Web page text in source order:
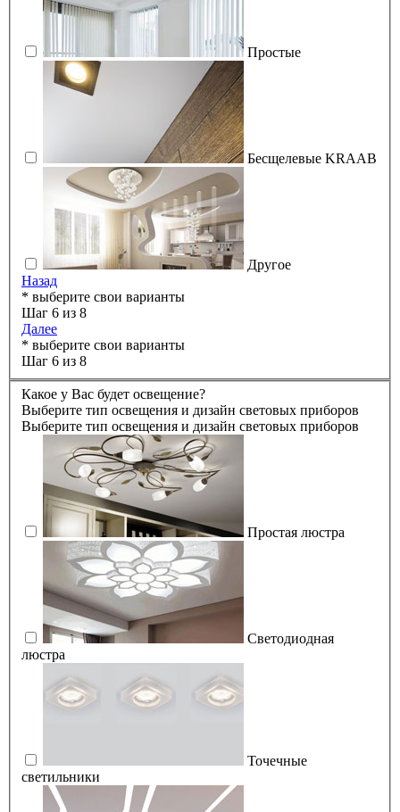
Простые
Бесщелевые KRAAB
Другое
Назад
* выберите свои варианты
Шаг 6 из 8
Далее
* выберите свои варианты
Шаг 6 из 8
Какое у Вас будет освещение?
Выберите тип освещения и дизайн световых приборов
Выберите тип освещения и дизайн световых приборов
Простая люстра
Светодиодная
люстра
Точечные
светильники